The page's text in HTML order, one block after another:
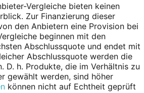
Vergleiche bieten keinen
Zur Finanzierung dieser
den Anbietern eine Provision bei
beginnen mit den
Abschlussquote und endet mit
Abschlussquote werden die
D. h. Produkte, die im Verhältnis zu
gewählt werden, sind höher
können nicht auf Echtheit geprüft